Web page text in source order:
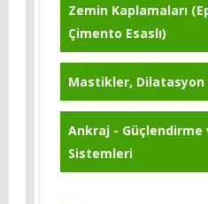
Zemin Kaplamaları
Çimento Esaslı)
Mastikler, Dilatasyon
Ankraj - Güçlendirme
Sistemleri